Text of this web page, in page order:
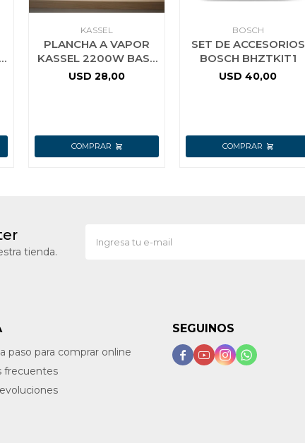
KASSEL
PLANCHA A VAPOR
KASSEL 2200W BASE
DE TEFLÓN
USD 28,00
BOSCH
SET DE ACCESORIOS
BOSCH BHZTKIT1
USD 40,00
tienda.
paso para comprar online
frecuentes
SEGUINOS
   